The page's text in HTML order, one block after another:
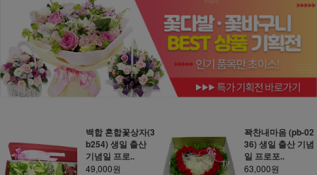
백합 혼합꽃상자(3
b254) 생일 출산
기념일 프로..
49,000원
꽉찬내마음 (pb-02
36) 생일 출산 기념
일 프로포..
63,000원